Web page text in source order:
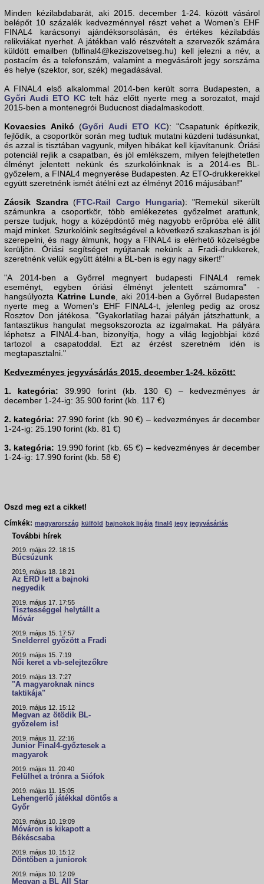
Minden kézilabdabarát, aki 2015. december 1-24. között vásárol
belépőt 10 százalék kedvezménnyel részt vehet a Women’s EHF
FINAL4 karácsonyi ajándéksorsolásán, és értékes kézilabdás
relikviákat nyerhet. A játékban való részvételt a szervezők számára
küldött emailben (blfinal4@keziszovetseg.hu) kell jelezni a név, a
postacím és a telefonszám, valamint a megvásárolt jegy sorszáma
és helye (szektor, sor, szék) megadásával.
A FINAL4 első alkalommal 2014-ben került sorra Budapesten, a
Győri Audi ETO KC telt ház előtt nyerte meg a sorozatot, majd
2015-ben a montenegrói Buducnost diadalmaskodott.
Kovacsics Anikó (Győri Audi ETO KC): "Csapatunk építkezik,
fejlődik, a csoportkör során meg tudtuk mutatni küzdeni tudásunkat,
és azzal is tisztában vagyunk, milyen hibákat kell kijavítanunk. Óriási
potenciál rejlik a csapatban, és jól emlékszem, milyen felejthetetlen
élményt jelentett nekünk és szurkolóinknak is a 2014-es BL-
győzelem, a FINAL4 megnyerése Budapesten. Az ETO-drukkerekkel
együtt szeretnénk ismét átélni ezt az élményt 2016 májusában!"
Zácsik Szandra(FTC-Rail Cargo Hungaria): "Remekül sikerült
számunkra a csoportkör, több emlékezetes győzelmet arattunk,
persze tudjuk, hogy a középdöntő még nagyobb erőpróba elé állít
majd minket. Szurkolóink segítségével a következő szakaszban is jól
szerepelni, és nagy álmunk, hogy a FINAL4 is elérhető közelségbe
kerüljön. Óriási segítséget nyújtanak nekünk a Fradi-drukkerek,
szeretnénk velük együtt átélni a BL-ben is egy nagy sikert!"
"A 2014-ben a Győrrel megnyert budapesti FINAL4 remek
eseményt, egyben óriási élményt jelentett számomra" -
hangsúlyozta Katrine Lunde, aki 2014-ben a Győrrel Budapesten
nyerte meg a Women’s EHF FINAL4-t, jelenleg pedig az orosz
Rosztov Don játékosa. "Gyakorlatilag hazai pályán játszhattunk, a
fantasztikus hangulat megsokszorozta az izgalmakat. Ha pályára
léphetsz a FINAL4-ban, bizonyítja, hogy a világ legjobbjai közé
tartozol a csapatoddal. Ezt az érzést szeretném idén is
megtapasztalni."
Kedvezményes jegyvásárlás 2015. december 1-24. között:
1. kategória: 39.990 forint (kb. 130 €) – kedvezményes ár
december 1-24-ig: 35.900 forint (kb. 117 €)
2. kategória: 27.990 forint (kb. 90 €) – kedvezményes ár december
1-24-ig: 25.190 forint (kb. 81 €)
3. kategória: 19.990 forint (kb. 65 €) – kedvezményes ár december
1-24-ig: 17.990 forint (kb. 58 €)
Oszd meg ezt a cikket!
Címkék: magyarország külföld bajnokok ligája final4 jegy jegyvásárlás
További hírek
2019. május 22. 18:15
Búcsúzunk
2019. május 18. 18:21
Az ÉRD lett a bajnoki
negyedik
2019. május 17. 17:55
Tisztességgel helytállt a
Móvár
2019. május 15. 17:57
Snelderrel győzött a Fradi
2019. május 15. 7:19
Női keret a vb-selejtezőkre
2019. május 13. 7:27
"A magyaroknak nincs
taktikája"
2019. május 12. 15:12
Megvan az ötödik BL-
győzelem is!
2019. május 11. 22:16
Junior Final4-győztesek a
magyarok
2019. május 11. 20:40
Felülhet a trónra a Siófok
2019. május 11. 15:05
Lehengerlő játékkal döntős a
Győr
2019. május 10. 19:09
Móváron is kikapott a
Békéscsaba
2019. május 10. 15:12
Döntőben a juniorok
2019. május 10. 12:09
Megvan a BL All Star